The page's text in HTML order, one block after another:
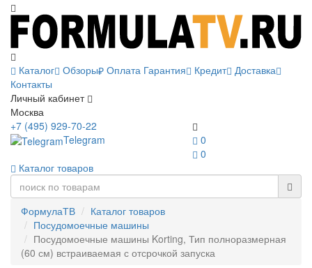
Каталог Обзоры Оплата Гарантия Кредит
Доставка
Контакты
Личный кабинет
Москва
0
0
+7 (495) 929-70-22
Telegram
Каталог товаров
ФормулаТВ
Каталог товаров
Посудомоечные машины
Посудомоечные машины Korting, Тип полноразмерная
(60 см) встраиваемая с отсрочкой запуска